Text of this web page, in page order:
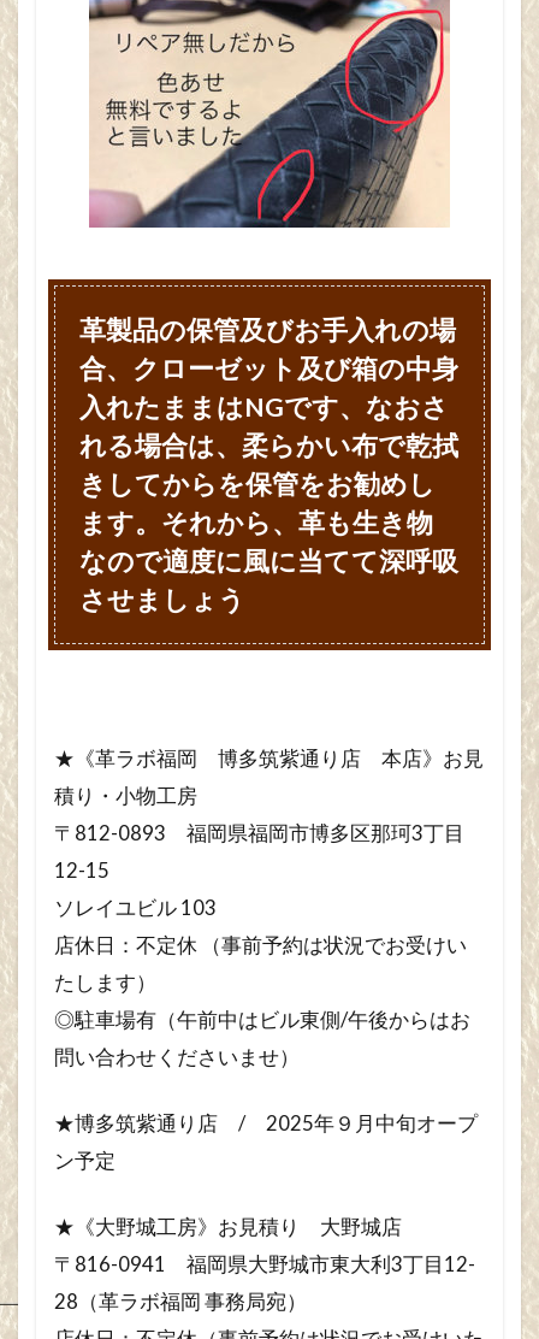
3
★☆★販
売事業者名
革ラボ福岡
福岡本
店
BRLABO（バ
プ
革製品の保管及びお手入れの場
合、クローゼット及び箱の中身
入れたままはNGです、なおさ
れる場合は、柔らかい布で乾拭
きしてからを保管をお勧めし
ます。それから、革も生き物
なので適度に風に当てて深呼吸
させましょう
★《革ラボ福岡 博多筑紫通り店 本店》お見
積り・小物工房
〒812-0893 福岡県福岡市博多区那珂3丁目
12-15
ソレイユビル 103
店休日：不定休 （事前予約は状況でお受けい
たします）
◎駐車場有（午前中はビル東側/午後からはお
問い合わせくださいませ）
★博多筑紫通り店 / 2025年９月中旬オープ
ン予定
★《大野城工房》お見積り 大野城店
〒816-0941 福岡県大野城市東大利3丁目12-
28（革ラボ福岡 事務局宛）